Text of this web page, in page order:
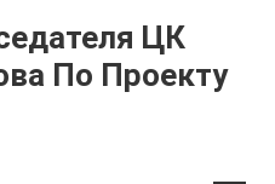
ЦК
По Проекту